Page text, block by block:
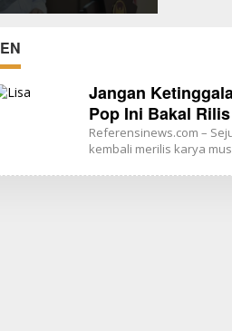
Jangan
Pop Ini Bakal
Referensinews.com –
kembali merilis karya